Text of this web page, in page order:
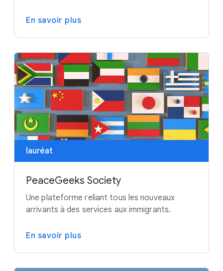
En savoir plus
lauréat
PeaceGeeks Society
Une plateforme reliant tous les nouveaux
arrivants à des services aux immigrants.
En savoir plus